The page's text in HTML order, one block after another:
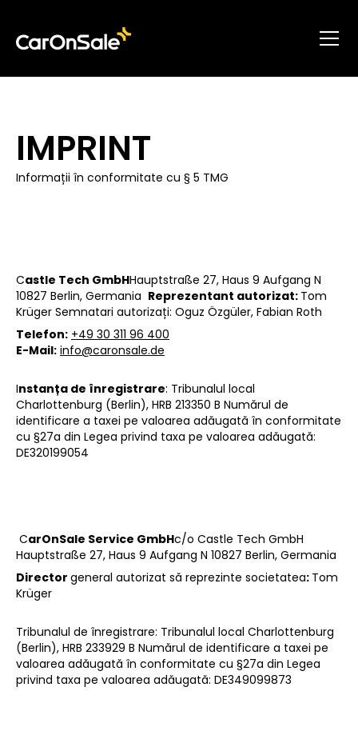
IMPRINT
Informații în conformitate cu § 5 TMG
Castle Tech GmbHHauptstraße 27, Haus 9 Aufgang N
10827 Berlin, Germania ‍ Reprezentant autorizat: Tom
Krüger Semnatari autorizați: Oguz Özgüler, Fabian Roth
Telefon: +49 30 311 96 400
E-Mail: info@caronsale.de
Instanța de înregistrare: Tribunalul local
Charlottenburg (Berlin), HRB 213350 B Numărul de
identificare a taxei pe valoarea adăugată în conformitate
cu §27a din Legea privind taxa pe valoarea adăugată:
DE320199054
‍ CarOnSale Service GmbHc/o Castle Tech GmbH
Hauptstraße 27, Haus 9 Aufgang N 10827 Berlin, Germania
‍Director general autorizat să reprezinte societatea: Tom
Krüger
‍Tribunalul de înregistrare: Tribunalul local Charlottenburg
(Berlin), HRB 233929 B Numărul de identificare a taxei pe
valoarea adăugată în conformitate cu §27a din Legea
privind taxa pe valoarea adăugată: DE349099873